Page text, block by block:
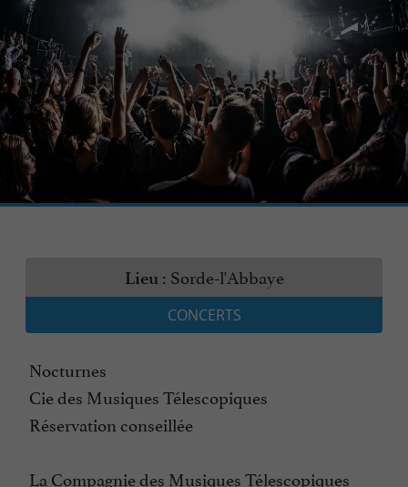
Lieu : Sorde-l'Abbaye
CONCERTS
Nocturnes
Cie des Musiques Télescopiques
Réservation conseillée
La Compagnie des Musiques Télescopiques